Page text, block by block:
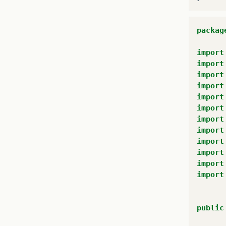
import
import
import
import
import
import
import
import
import
import
import
import
public